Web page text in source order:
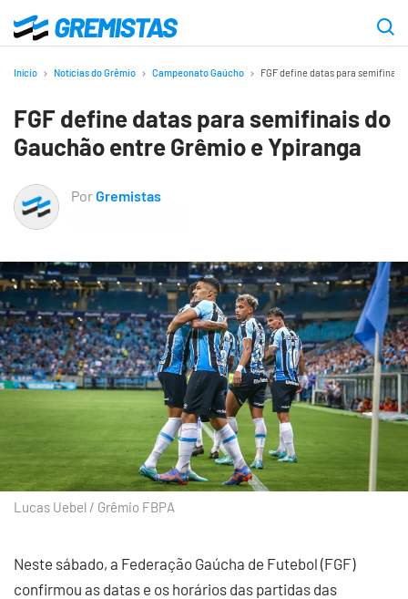
para
principal
Gremistas
Início Notícias do Grêmio Campeonato Gaúcho FGF define datas para semifinais
FGF define datas para semifinais do
Gauchão entre Grêmio e Ypiranga
PorGremistas
Lucas Uebel / Grêmio FBPA
Neste sábado, a Federação Gaúcha de Futebol (FGF)
confirmou as datas e os horários das partidas das